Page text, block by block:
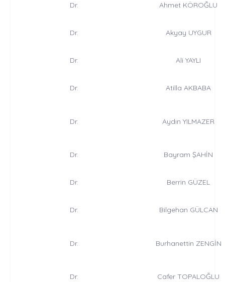
Dr. Ahmet KÖROĞLU
Dr. Akyay UYGUR
Dr. Ali YAYLI
Dr. Atilla AKBABA
Dr. Aydın YILMAZER
Dr. Bayram ŞAHİN
Dr. Berrin GÜZEL
Dr. Bilgehan GÜLCAN
Dr. Burhanettin ZENGİN
Dr. Cafer TOPALOĞLU